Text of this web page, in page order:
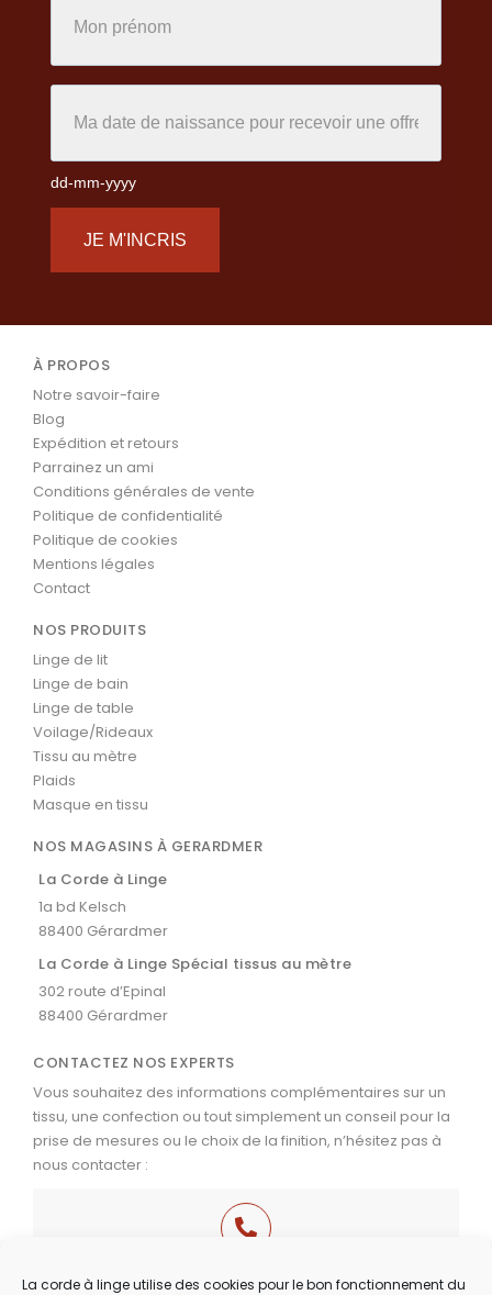
La corde à linge utilise des cookies pour le bon fonctionnement du
dd-mm-yyyy
JE M'INCRIS
À PROPOS
Notre savoir-faire
Blog
Expédition et retours
Parrainez un ami
Conditions générales de vente
Politique de confidentialité
Politique de cookies
Mentions légales
Contact
NOS PRODUITS
Linge de lit
Linge de bain
Linge de table
Voilage/Rideaux
Tissu au mètre
Plaids
Masque en tissu
NOS MAGASINS À GERARDMER
La Corde à Linge
1a bd Kelsch
88400 Gérardmer
La Corde à Linge Spécial tissus au mètre
302 route d’Epinal
88400 Gérardmer
CONTACTEZ NOS EXPERTS
Vous souhaitez des informations complémentaires sur un
tissu, une confection ou tout simplement un conseil pour la
prise de mesures ou le choix de la finition, n’hésitez pas à
nous contacter :
03 29 60 49 17